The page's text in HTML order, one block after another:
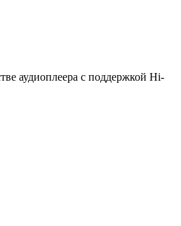
аудиоплеера с поддержкой Hi-